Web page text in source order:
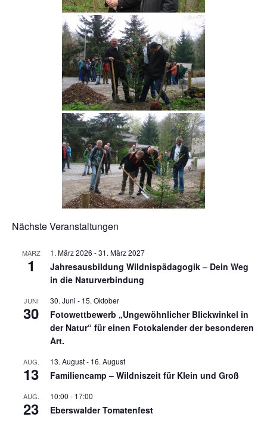
Nächste Veranstaltungen
MÄRZ
1
1. März 2026 -31. März 2027
Jahresausbildung Wildnispädagogik – Dein Weg
in die Naturverbindung
JUNI
30
30. Juni - 15. Oktober
Fotowettbewerb „Ungewöhnlicher Blickwinkel in
der Natur“ für einen Fotokalender der besonderen
Art.
AUG.
13
13. August- 16. August
Familiencamp – Wildniszeit für Klein und Groß
AUG.
23
10:00 - 17:00
Eberswalder Tomatenfest